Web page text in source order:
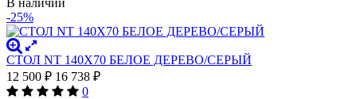
-25%
СТОЛ NT 140X70 БЕЛОЕ ДЕРЕВО/СЕРЫЙ
12 500 ₽ 16 738 ₽
0